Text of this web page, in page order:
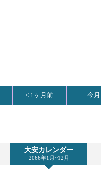
< 1ヶ月前 今月
大安カレンダー
2066年1月~12月